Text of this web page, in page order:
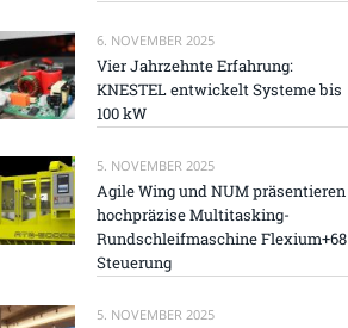
6. NOVEMBER 2025
Vier Jahrzehnte Erfahrung:
KNESTEL entwickelt Systeme bis
100 kW
5. NOVEMBER 2025
Agile Wing und NUM präsentieren
hochpräzise Multitasking-
Rundschleifmaschine Flexium+68
Steuerung
5. NOVEMBER 2025